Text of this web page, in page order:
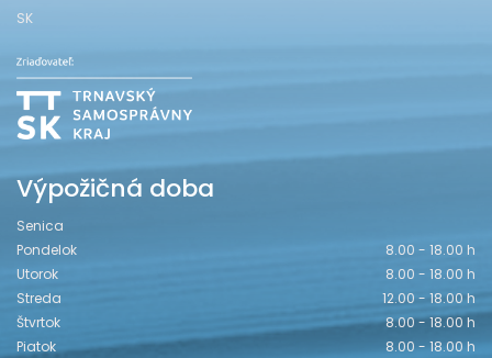
SK
Výpožičná doba
Senica
Pondelok
8.00 - 18.00 h
Utorok
8.00 - 18.00 h
Streda
12.00 - 18.00 h
Štvrtok
8.00 - 18.00 h
Piatok
8.00 - 18.00 h